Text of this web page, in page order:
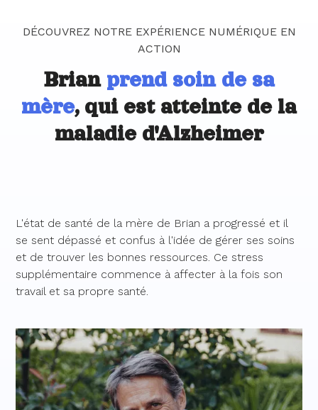
DÉCOUVREZ NOTRE EXPÉRIENCE NUMÉRIQUE EN
ACTION
Brian prend soin de sa
mère, qui est atteinte de la
maladie d'Alzheimer
L'état de santé de la mère de Brian a progressé et il
se sent dépassé et confus à l'idée de gérer ses soins
et de trouver les bonnes ressources. Ce stress
supplémentaire commence à affecter à la fois son
travail et sa propre santé.